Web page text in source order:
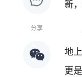
分享
新
地
更